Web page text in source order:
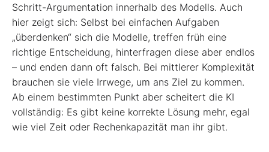
Schritt-Argumentation innerhalb des Modells. Auch
hier zeigt sich: Selbst bei einfachen Aufgaben
„überdenken“ sich die Modelle, treffen früh eine
richtige Entscheidung, hinterfragen diese aber endlos
– und enden dann oft falsch. Bei mittlerer Komplexität
brauchen sie viele Irrwege, um ans Ziel zu kommen.
Ab einem bestimmten Punkt aber scheitert die KI
vollständig: Es gibt keine korrekte Lösung mehr, egal
wie viel Zeit oder Rechenkapazität man ihr gibt.